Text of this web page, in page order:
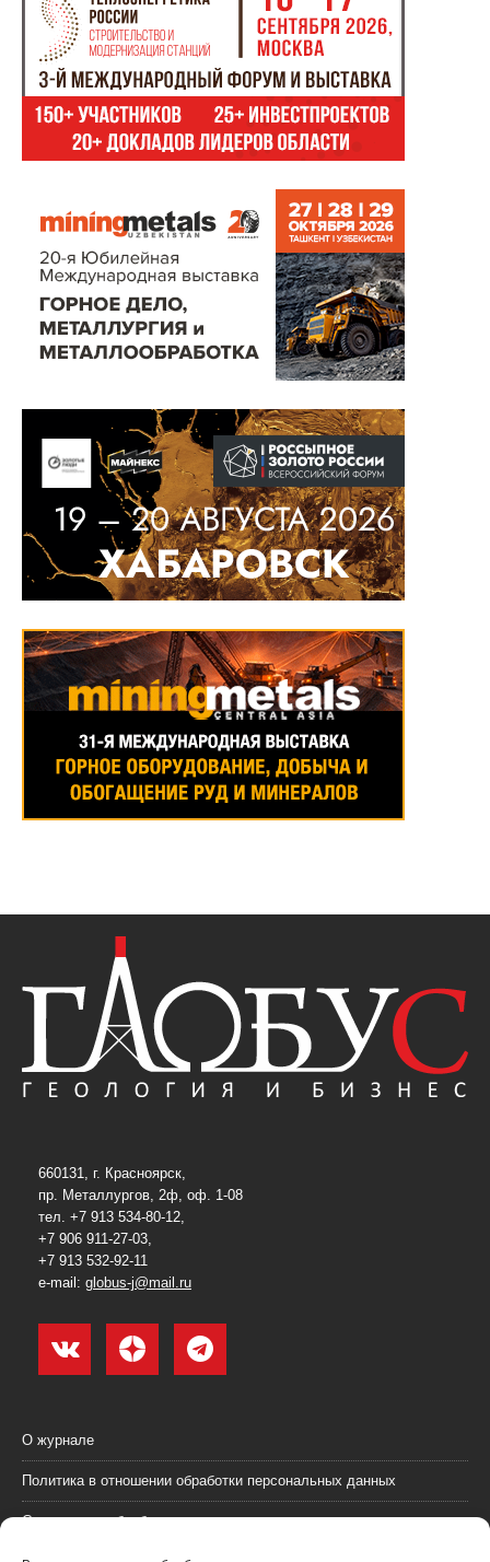
660131, г. Красноярск,
пр. Металлургов, 2ф, оф. 1-08
тел. +7 913 534-80-12,
+7 906 911-27-03,
+7 913 532-92-11
e-mail: globus-j@mail.ru
О журнале
Политика в отношении обработки персональных данных
Согласие на обработку персональных данных